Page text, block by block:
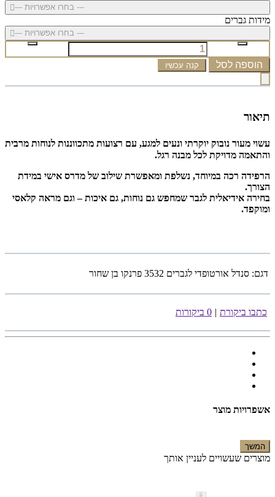
--- בחרו אפשרויות ---
מידות גברים
--- בחרו אפשרויות ---
הוספה לסל קנה עכשיו
תיאור
עשוי מעור נובוק יוקרתי ונעים למגע, עם רצועות מתכווננות לנוחות מרבית
והתאמה מדויקת לכל מבנה רגל.
הרפידה רכה במיוחד, נשלפת ומאפשרת שילוב של מדרס אישי במידת
הצורך.
בחירה אידיאלית לגבר שמחפש גם נוחות, גם איכות – וגם מראה קלאסי
ומוקפד.
דגם: סנדל אורטופדי לגברים 3532 פרנקו בן שחור
כתבו ביקורת | 0 ביקורות
אשפרויות מוצר
המשך
מוצרים שעשויים לעניין אותך